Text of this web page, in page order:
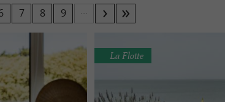
vous régalent de spécialités.
7 8 9
La Flotte